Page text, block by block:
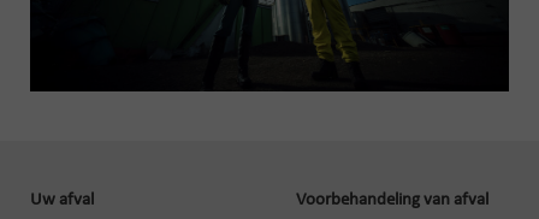
Uw afval
Voorbehandeling van afval